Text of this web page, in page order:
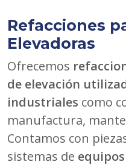
Refacciones
Elevadoras
Ofrecemos
de elevación
industriales como
manufactura,
Contamos con
sistemas de